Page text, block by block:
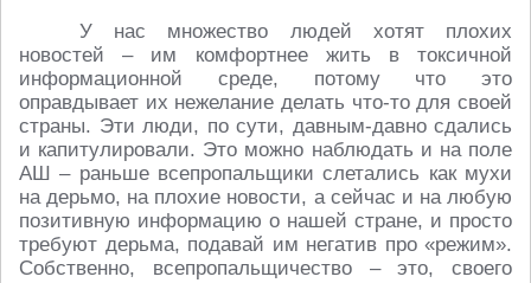
У нас множество людей хотят плохих
новостей – им комфортнее жить в токсичной
информационной среде, потому что это
оправдывает их нежелание делать что-​то для своей
страны. Эти люди, по сути, давным-давно сдались
и капитулировали. Это можно наблюдать и на поле
АШ – раньше всепропальщики слетались как мухи
на дерьмо, на плохие новости, а сейчас и на любую
позитивную информацию о нашей стране, и просто
требуют дерьма, подавай им негатив про «режим».
Собственно, всепропальщичество – это, своего